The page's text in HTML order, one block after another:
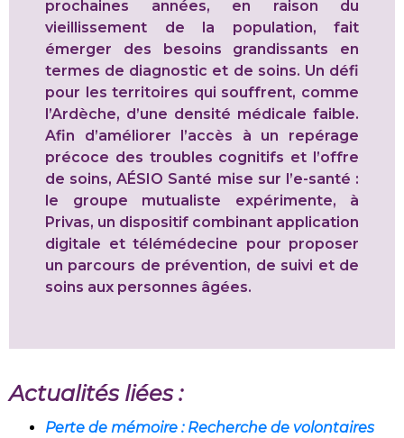
prochaines années, en raison du
vieillissement de la population, fait
émerger des besoins grandissants en
termes de diagnostic et de soins. Un défi
pour les territoires qui souffrent, comme
l’Ardèche, d’une densité médicale faible.
Afin d’améliorer l’accès à un repérage
précoce des troubles cognitifs et l’offre
de soins, AÉSIO Santé mise sur l’e-santé :
le groupe mutualiste expérimente, à
Privas, un dispositif combinant application
digitale et télémédecine pour proposer
un parcours de prévention, de suivi et de
soins aux personnes âgées.
Actualités liées :
Perte de mémoire : Recherche de volontaires